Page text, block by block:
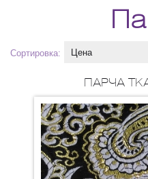
Сортировка:
ПАРЧА